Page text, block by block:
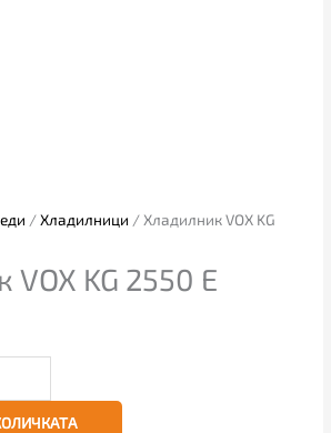
/Хладилници / Хладилник VOX KG
VOX KG 2550 Е